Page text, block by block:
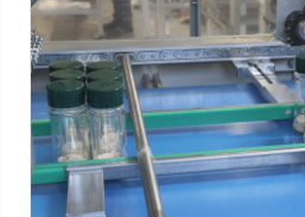
XP650 ARX-T +
Overlap shrink wrapper with
around case packer - spices
Máquinas SMIPACK: Serie XP-
device
Tag:Bandeja + film-Bandeja
vidrio
Alimentos en conserva